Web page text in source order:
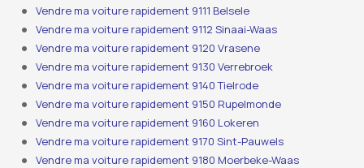
Vendre ma voiture rapidement 9111 Belsele
Vendre ma voiture rapidement 9112 Sinaai-Waas
Vendre ma voiture rapidement 9120 Vrasene
Vendre ma voiture rapidement 9130 Verrebroek
Vendre ma voiture rapidement 9140 Tielrode
Vendre ma voiture rapidement 9150 Rupelmonde
Vendre ma voiture rapidement 9160 Lokeren
Vendre ma voiture rapidement 9170 Sint-Pauwels
Vendre ma voiture rapidement 9180 Moerbeke-Waas